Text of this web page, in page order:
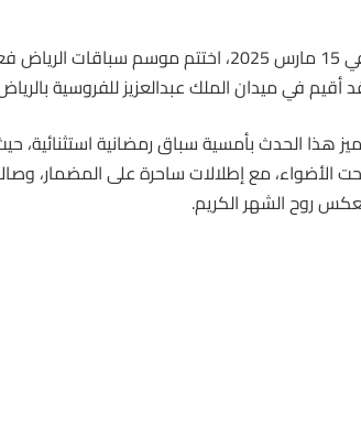
أقيم في ميدان الملك عبدالعزيز للفروسية
هذا الحدث بأمسيةسباقرمضانية استثنائية،
الأضواء، مع إطلالات ساحرة على المضمار،
روح الشهر الكريم.